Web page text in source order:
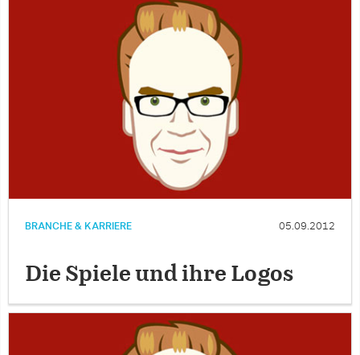
BRANCHE & KARRIERE 05.09.2012
Die Spiele und ihre Logos